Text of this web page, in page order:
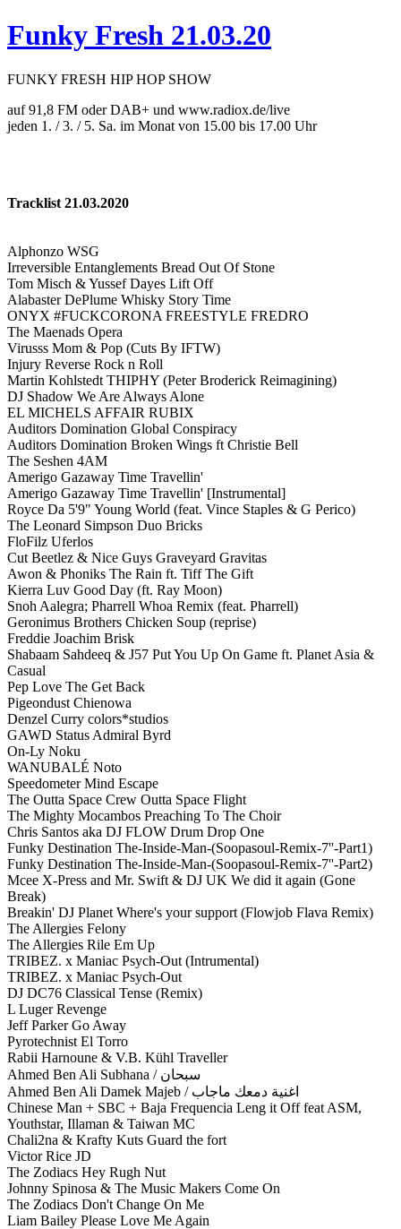
Funky Fresh 21.03.20
FUNKY FRESH HIP HOP SHOW
auf 91,8 FM oder DAB+ und www.radiox.de/live
jeden 1. / 3. / 5. Sa. im Monat von 15.00 bis 17.00 Uhr
Tracklist 21.03.2020
Alphonzo WSG
Irreversible Entanglements Bread Out Of Stone
Tom Misch & Yussef Dayes Lift Off
Alabaster DePlume Whisky Story Time
ONYX #FUCKCORONA FREESTYLE FREDRO
The Maenads Opera
Virusss Mom & Pop (Cuts By IFTW)
Injury Reverse Rock n Roll
Martin Kohlstedt THIPHY (Peter Broderick Reimagining)
DJ Shadow We Are Always Alone
EL MICHELS AFFAIR RUBIX
Auditors Domination Global Conspiracy
Auditors Domination Broken Wings ft Christie Bell
The Seshen 4AM
Amerigo Gazaway Time Travellin'
Amerigo Gazaway Time Travellin' [Instrumental]
Royce Da 5'9" Young World (feat. Vince Staples & G Perico)
The Leonard Simpson Duo Bricks
FloFilz Uferlos
Cut Beetlez & Nice Guys Graveyard Gravitas
Awon & Phoniks The Rain ft. Tiff The Gift
Kierra Luv Good Day (ft. Ray Moon)
Snoh Aalegra; Pharrell Whoa Remix (feat. Pharrell)
Geronimus Brothers Chicken Soup (reprise)
Freddie Joachim Brisk
Shabaam Sahdeeq & J57 Put You Up On Game ft. Planet Asia &
Casual
Pep Love The Get Back
Pigeondust Chienowa
Denzel Curry colors*studios
GAWD Status Admiral Byrd
On-Ly Noku
WANUBALÉ Noto
Speedometer Mind Escape
The Outta Space Crew Outta Space Flight
The Mighty Mocambos Preaching To The Choir
Chris Santos aka DJ FLOW Drum Drop One
Funky Destination The-Inside-Man-(Soopasoul-Remix-7''-Part1)
Funky Destination The-Inside-Man-(Soopasoul-Remix-7''-Part2)
Mcee X-Press and Mr. Swift & DJ UK We did it again (Gone
Break)
Breakin' DJ Planet Where's your support (Flowjob Flava Remix)
The Allergies Felony
The Allergies Rile Em Up
TRIBEZ. x Maniac Psych-Out (Intrumental)
TRIBEZ. x Maniac Psych-Out
DJ DC76 Classical Tense (Remix)
L Luger Revenge
Jeff Parker Go Away
Pyrotechnist El Torro
Rabii Harnoune & V.B. Kühl Traveller
Ahmed Ben Ali Subhana / سبحان
Ahmed Ben Ali Damek Majeb / اغنية دمعك ماجاب
Chinese Man + SBC + Baja Frequencia Leng it Off feat ASM,
Youthstar, Illaman & Taiwan MC
Chali2na & Krafty Kuts Guard the fort
Victor Rice JD
The Zodiacs Hey Rugh Nut
Johnny Spinosa & The Music Makers Come On
The Zodiacs Don't Change On Me
Liam Bailey Please Love Me Again